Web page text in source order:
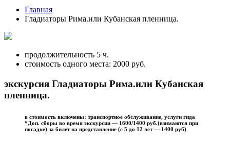
Главная
Гладиаторы Рима.или Кубанская пленница.
продолжительность 5 ч.
стоимость одного места: 2000 руб.
экскурсия Гладиаторы Рима.или Кубанская
пленница.
в стоимость включены: транспортное обслуживание, услуги гида
*Доп. сборы во время экскурсии — 1600/1400 руб.(взимаются при
посадке) за билет на представление (с 5 до 12 лет — 1400 руб)